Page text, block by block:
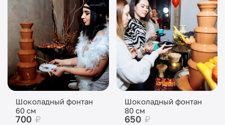
Шоколадный фонтан
60 см
700 ₽
Шоколадный фонтан
80 см
650 ₽